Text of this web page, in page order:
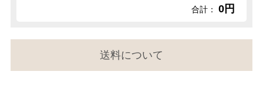
合計： 0円
送料について